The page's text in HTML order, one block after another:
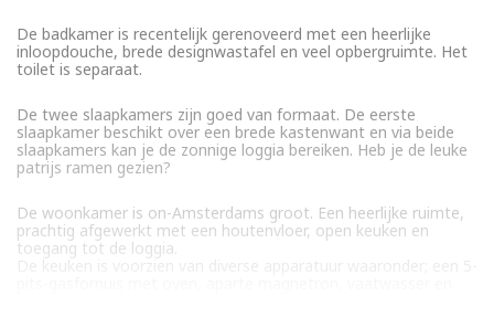
De badkamer is recentelijk gerenoveerd met een heerlijke
inloopdouche, brede designwastafel en veel opbergruimte. Het
toilet is separaat.
De twee slaapkamers zijn goed van formaat. De eerste
slaapkamer beschikt over een brede kastenwant en via beide
slaapkamers kan je de zonnige loggia bereiken. Heb je de leuke
patrijs ramen gezien?
De woonkamer is on-Amsterdams groot. Een heerlijke ruimte,
prachtig afgewerkt met een houtenvloer, open keuken en
toegang tot de loggia.